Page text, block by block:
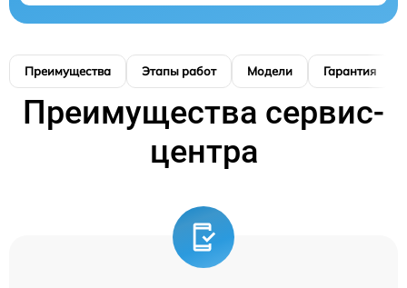
Преимущества Этапы работ Модели Гарантия
Преимущества сервис-
центра